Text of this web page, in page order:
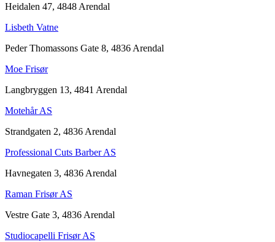
Heidalen 47, 4848 Arendal
Lisbeth Vatne
Peder Thomassons Gate 8, 4836 Arendal
Moe Frisør
Langbryggen 13, 4841 Arendal
Motehår AS
Strandgaten 2, 4836 Arendal
Professional Cuts Barber AS
Havnegaten 3, 4836 Arendal
Raman Frisør AS
Vestre Gate 3, 4836 Arendal
Studiocapelli Frisør AS